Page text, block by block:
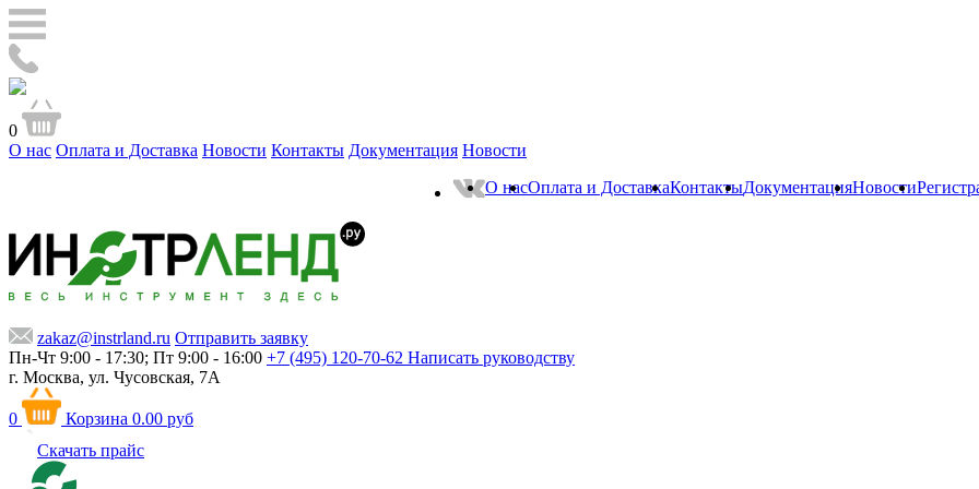
0
О нас Оплата и Доставка Новости Контакты Документация Новости
О насОплата и ДоставкаКонтактыДокументацияНовости
zakaz@instrland.ru Отправить заявку
Пн-Чт 9:00 - 17:30; Пт 9:00 - 16:00 +7 (495) 120-70-62 Написать руководству
г. Москва, ул. Чусовская, 7А
0 Корзина 0.00 руб
Скачать прайс